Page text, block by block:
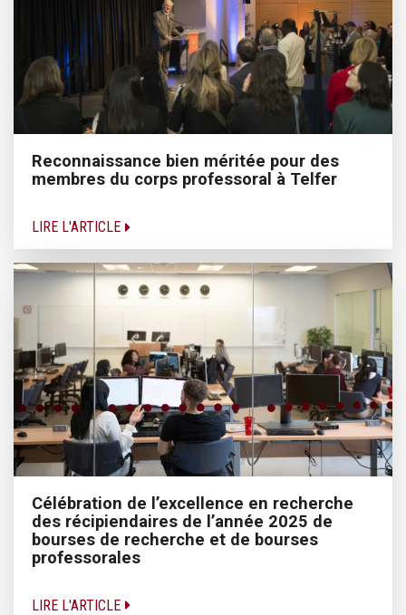
Reconnaissance bien méritée pour des
membres du corps professoral à Telfer
LIRE L'ARTICLE
Célébration de l’excellence en recherche
des récipiendaires de l’année 2025 de
bourses de recherche et de bourses
professorales
LIRE L'ARTICLE